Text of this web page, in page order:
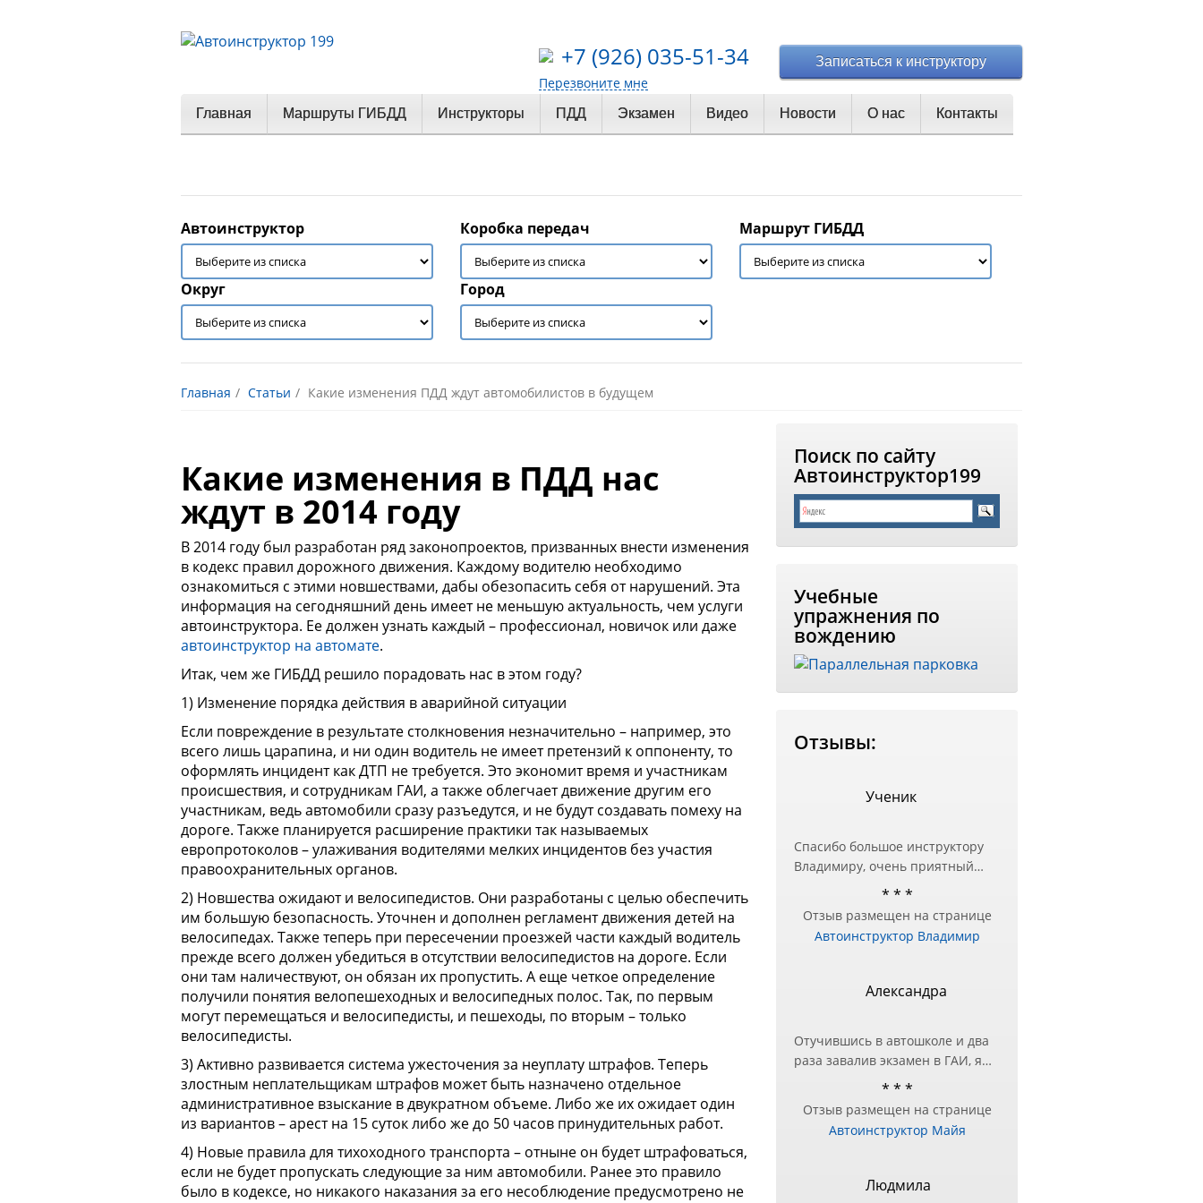
+7 (926) 035-51-34
Перезвоните мне
Записаться к инструктору
Главная Маршруты ГИБДД Инструкторы ПДД Экзамен Видео Новости О нас Контакты
Автоинструктор Коробка передач Маршрут ГИБДД
Округ Город
Главная Статьи Какие изменения ПДД ждут автомобилистов в будущем
Какие изменения в ПДД нас
ждут в 2014 году
В 2014 году был разработан ряд законопроектов, призванных внести изменения
в кодекс правил дорожного движения. Каждому водителю необходимо
ознакомиться с этими новшествами, дабы обезопасить себя от нарушений. Эта
информация на сегодняшний день имеет не меньшую актуальность, чем услуги
автоинструктора. Ее должен узнать каждый – профессионал, новичок или даже
автоинструктор на автомате.
Итак, чем же ГИБДД решило порадовать нас в этом году?
1) Изменение порядка действия в аварийной ситуации
Если повреждение в результате столкновения незначительно – например, это
всего лишь царапина, и ни один водитель не имеет претензий к оппоненту, то
оформлять инцидент как ДТП не требуется. Это экономит время и участникам
происшествия, и сотрудникам ГАИ, а также облегчает движение другим его
участникам, ведь автомобили сразу разъедутся, и не будут создавать помеху на
дороге. Также планируется расширение практики так называемых
европротоколов – улаживания водителями мелких инцидентов без участия
правоохранительных органов.
2) Новшества ожидают и велосипедистов. Они разработаны с целью обеспечить
им большую безопасность. Уточнен и дополнен регламент движения детей на
велосипедах. Также теперь при пересечении проезжей части каждый водитель
прежде всего должен убедиться в отсутствии велосипедистов на дороге. Если
они там наличествуют, он обязан их пропустить. А еще четкое определение
получили понятия велопешеходных и велосипедных полос. Так, по первым
могут перемещаться и велосипедисты, и пешеходы, по вторым – только
велосипедисты.
3) Активно развивается система ужесточения за неуплату штрафов. Теперь
злостным неплательщикам штрафов может быть назначено отдельное
административное взыскание в двукратном объеме. Либо же их ожидает один
из вариантов – арест на 15 суток либо же до 50 часов принудительных работ.
4) Новые правила для тихоходного транспорта – отныне он будет штрафоваться,
если не будет пропускать следующие за ним автомобили. Ранее это правило
было в кодексе, но никакого наказания за его несоблюдение предусмотрено не
Поиск по сайту
Автоинструктор199
Учебные
упражнения по
вождению
Отзывы:
Ученик
Спасибо большое инструктору
Владимиру, очень приятный
человек и настоящий
другой автошколе, но перед
экзаменом в ГИБДД
подготовка — за практическими
занятиями и обратилась к
Нашел подход в подаче
информации и разъяснил все
ошибки, с которыми до этого
было трудно справиться!
Премного благодарна
* * *
Отзыв размещен на странице
Автоинструктор Владимир
Александра
Отучившись в автошколе и два
раза завалив экзамен в ГАИ, я
поняла, что нужно другое
Сестра посоветовала Майю в
качестве инструктора, чтобы
маршрут и упражнения.
Уже после первого занятия, я
* * *
Отзыв размещен на странице
Автоинструктор Майя
Людмила